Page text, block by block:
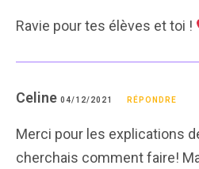
Ravie pour tes élèves et toi !
Celine 04/12/2021 RÉPONDRE
Merci pour les explications
cherchais comment faire!